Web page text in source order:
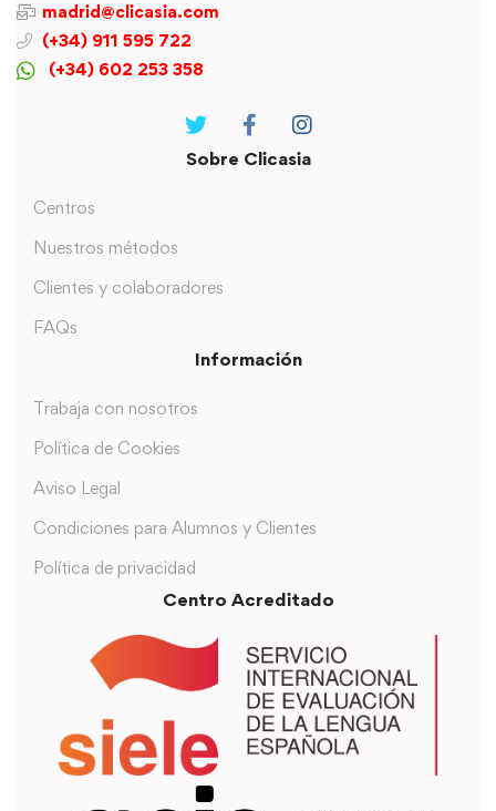
madrid@clicasia.com
(+34) 911 595 722
(+34) 602 253 358
Sobre Clicasia
Centros
Nuestros métodos
Clientes y colaboradores
FAQs
Información
Trabaja con nosotros
Política de Cookies
Aviso Legal
Condiciones para Alumnos y Clientes
Política de privacidad
Centro Acreditado